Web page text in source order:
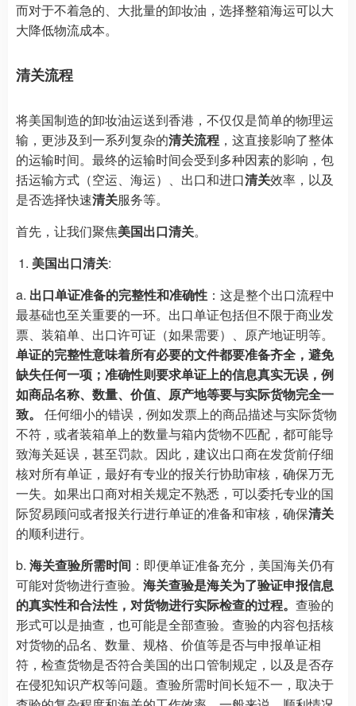
而对于不着急的、大批量的卸妆油，选择整箱海运可以大
大降低物流成本。
清关流程
将美国制造的卸妆油运送到香港，不仅仅是简单的物理运
输，更涉及到一系列复杂的清关流程 ，这直接影响了整体
的运输时间。最终的运输时间会受到多种因素的影响，包
括运输方式（空运、海运）、出口和进口清关效率，以及
是否选择快速清关服务等。
首先，让我们聚焦美国出口清关。
美国出口清关:
a. 出口单证准备的完整性和准确性 ：这是整个出口流程中
最基础也至关重要的一环。出口单证包括但不限于商业发
票、装箱单、出口许可证（如果需要）、原产地证明等。
单证的完整性意味着所有必要的文件都要准备齐全，避免
缺失任何一项；准确性则要求单证上的信息真实无误，例
如商品名称、数量、价值、原产地等要与实际货物完全一
致。
任何细小的错误，例如发票上的商品描述与实际货物
不符，或者装箱单上的数量与箱内货物不匹配，都可能导
致海关延误，甚至罚款。因此，建议出口商在发货前仔细
核对所有单证，最好有专业的报关行协助审核，确保万无
一失。如果出口商对相关规定不熟悉，可以委托专业的国
际贸易顾问或者报关行进行单证的准备和审核，确保清关
的顺利进行。
b. 海关查验所需时间 ：即便单证准备充分，美国海关仍有
可能对货物进行查验。 海关查验是海关为了验证申报信息
的真实性和合法性，对货物进行实际检查的过程。 查验的
形式可以是抽查，也可能是全部查验。查验的内容包括核
对货物的品名、数量、规格、价值等是否与申报单证相
符，检查货物是否符合美国的出口管制规定，以及是否存
在侵犯知识产权等问题。查验所需时间长短不一，取决于